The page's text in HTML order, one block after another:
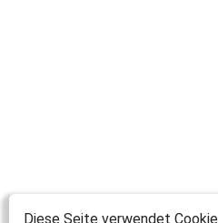
Diese Seite verwendet